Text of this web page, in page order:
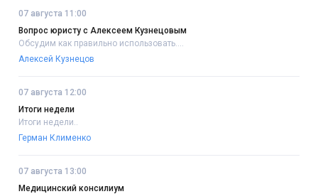
07 августа 11:00
Вопрос юристу с Алексеем Кузнецовым
Обсудим как правильно использовать....
Алексей Кузнецов
07 августа 12:00
Итоги недели
Итоги недели..
Герман Клименко
07 августа 13:00
Медицинский консилиум